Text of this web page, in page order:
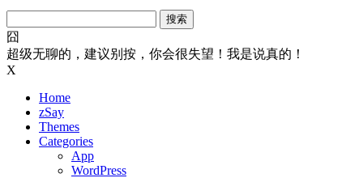
索：
囧
超级无聊的，建议别按，你会很失望！我是说真的！
X
Home
zSay
Themes
Categories
App
WordPress